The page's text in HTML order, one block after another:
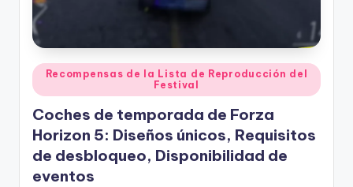
Posted
in
Recompensas de la Lista de Reproducción del
Festival
Coches de temporada de Forza
Horizon 5: Diseños únicos, Requisitos
de desbloqueo, Disponibilidad de
eventos